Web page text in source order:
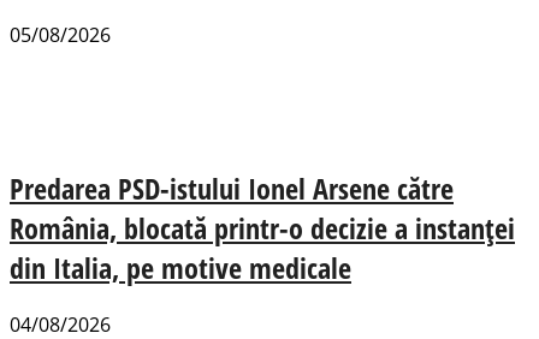
05/08/2026
Predarea PSD-istului Ionel Arsene către
România, blocată printr-o decizie a instanței
din Italia, pe motive medicale
04/08/2026